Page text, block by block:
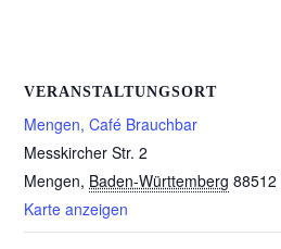
VERANSTALTUNGSORT
Mengen, Café Brauchbar
Messkircher Str. 2
Mengen, Baden-Württemberg 88512
Karte anzeigen